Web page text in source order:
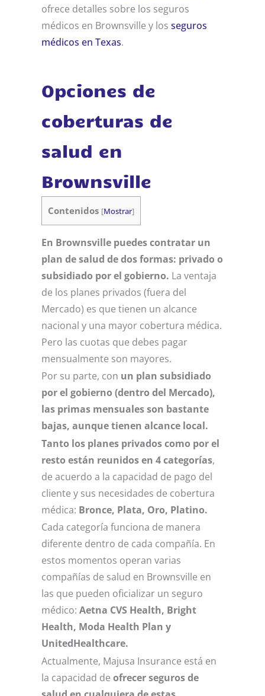
ofrece detalles sobre los seguros
médicos en Brownsville y los seguros
médicos en Texas.
Opciones de
coberturas de
salud en
Brownsville
Contenidos [Mostrar]
En Brownsville puedes contratar un
plan de salud de dos formas: privado o
subsidiado por el gobierno. La ventaja
de los planes privados (fuera del
Mercado) es que tienen un alcance
nacional y una mayor cobertura médica.
Pero las cuotas que debes pagar
mensualmente son mayores.
Por su parte, con un plan subsidiado
por el gobierno (dentro del Mercado),
las primas mensuales son bastante
bajas, aunque tienen alcance local.
Tanto los planes privados como por el
resto están reunidos en 4 categorías,
de acuerdo a la capacidad de pago del
cliente y sus necesidades de cobertura
médica: Bronce, Plata, Oro, Platino.
Cada categoría funciona de manera
diferente dentro de cada compañía. En
estos momentos operan varias
compañías de salud en Brownsville en
las que pueden oficializar un seguro
médico: Aetna CVS Health, Bright
Health, Moda Health Plan y
UnitedHealthcare.
Actualmente, Majusa Insurance está en
la capacidad de ofrecer seguros de